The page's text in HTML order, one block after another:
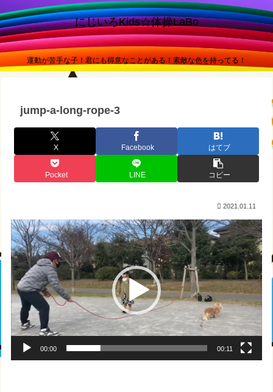
にじいろKids☆体操LaBo
運動が苦手な子！君にも得意なことがある！素敵な色を持ってる！
jump-a-long-rope-3
X Facebook はてブ
Pocket LINE コピー
2021.01.11
動
画
プ
レ
ー
ヤ
ー
00:00 00:11